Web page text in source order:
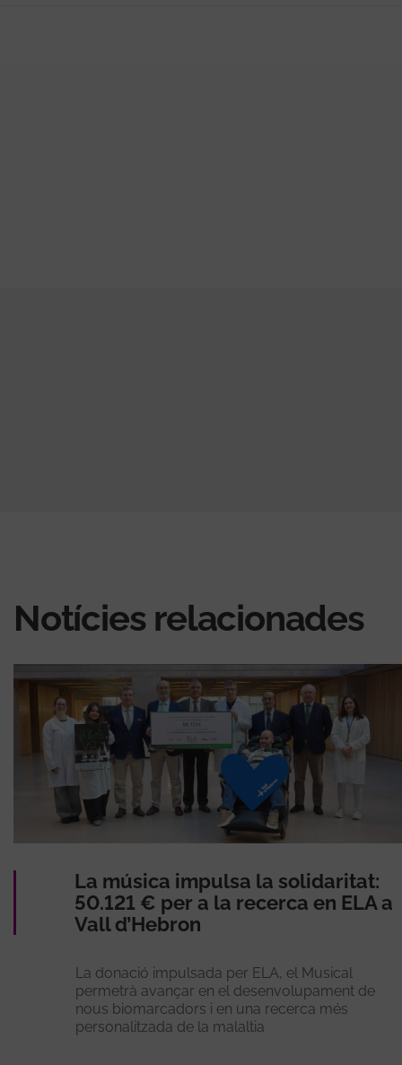
Notícies relacionades
La música impulsa la solidaritat:
50.121 € per a la recerca en ELA a
Vall d’Hebron
La donació impulsada per ELA, el Musical
permetrà avançar en el desenvolupament de
nous biomarcadors i en una recerca més
personalitzada de la malaltia